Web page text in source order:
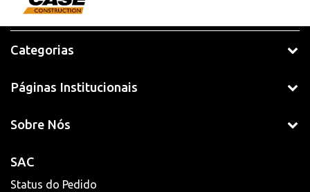
Categorias
Páginas Institucionais
Sobre Nós
SAC
Status do Pedido